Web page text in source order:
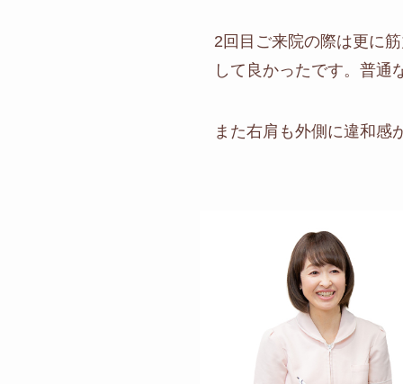
2回目ご来院の際は更に
して良かったです。普通
また右肩も外側に違和感